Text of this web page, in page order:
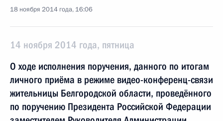
18 ноября 2014 года, 16:06
14 ноября 2014 года, пятница
О ходе исполнения поручения, данного по итогам
личного приёма в режиме видео-конференц-связи
жительницы Белгородской области, проведённого
по поручению Президента Российской Федерации